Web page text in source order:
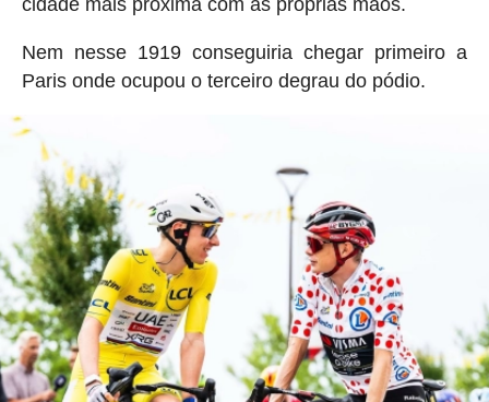
Nem nesse 1919 conseguiria chegar primeiro a
Paris onde ocupou o terceiro degrau do pódio.